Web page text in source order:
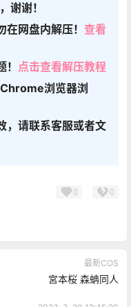
谢谢！
网盘内解压！ 查看
点击查看解压教程
浏览器浏
，请联系客服或者文
0 0
最新COS
宮本桜 森蚺同人